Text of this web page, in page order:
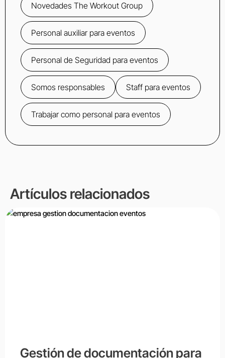
Novedades The Workout Group
Personal auxiliar para eventos
Personal de Seguridad para eventos
Somos responsables Staff para eventos
Trabajar como personal para eventos
Artículos relacionados
Gestión de documentación para